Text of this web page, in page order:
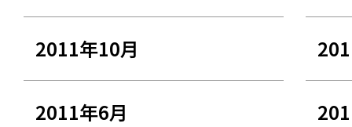
2011年10月
2011年6月